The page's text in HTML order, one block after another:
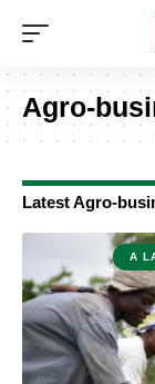
Agro-
Latest Agro-
A